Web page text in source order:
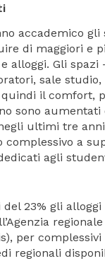
accademico gli
di maggiori e
alloggi. Gli spazi
sale
il comfort,
sono
ultimi tre
complessivo a
agli
23% gli
per complessivi
regionali